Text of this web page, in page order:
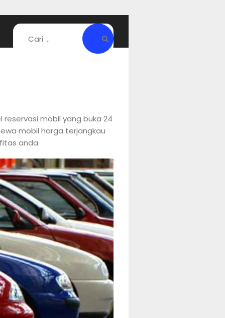
mobil yang buka 24
mobil harga terjangkau
anda.